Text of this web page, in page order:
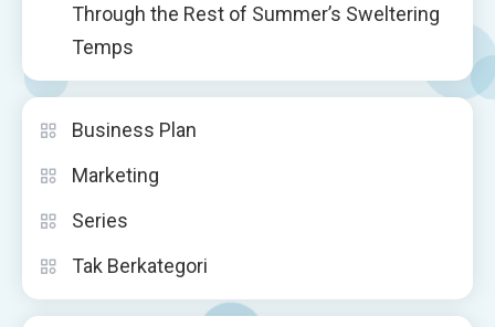
Through the Rest of Summer’s Sweltering
Temps
Business Plan
Marketing
Series
Tak Berkategori